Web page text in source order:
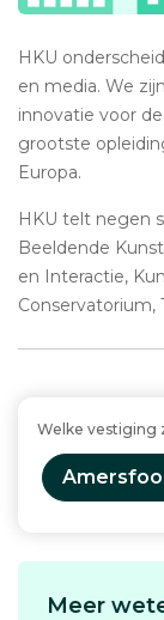
HKU
en media. We
innovatie voor
grootste
Europa.
HKU telt negen
Beeldende
en Interactie,
Conservatorium,
Welke vestiging
Meer